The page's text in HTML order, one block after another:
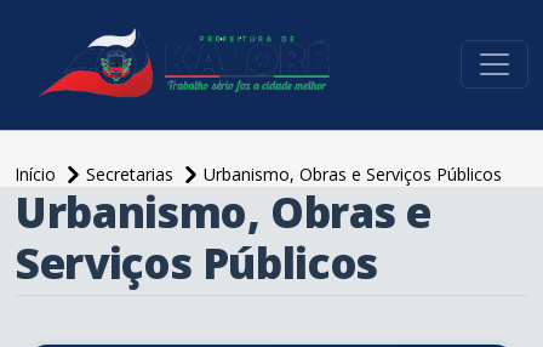
Início Secretarias
Urbanismo, Obras e Serviços Públicos
conteúdo
principal
Urbanismo, Obras e
Serviços Públicos